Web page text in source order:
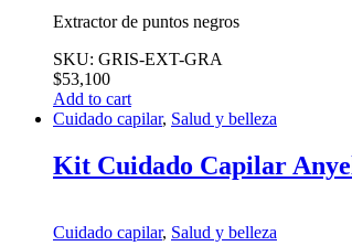
5
Extractor de puntos negros
SKU: GRIS-EXT-GRA
$53,100
Add to cart
Cuidado capilar, Salud y belleza
Kit Cuidado Capilar
Cuidado capilar, Salud y belleza